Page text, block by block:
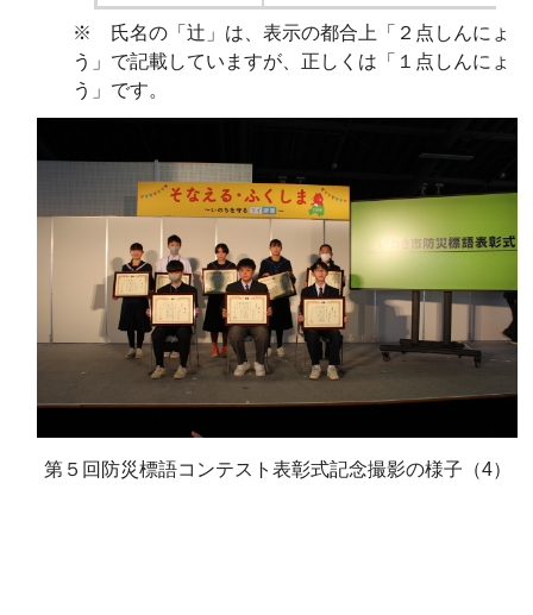
※ 氏名の「辻」は、表示の都合上「２点しんにょ
う」で記載していますが 、正しくは 「１ 点しんにょ
う 」です。
第５回防災標語コンテスト表彰式記念撮影の様子（4）